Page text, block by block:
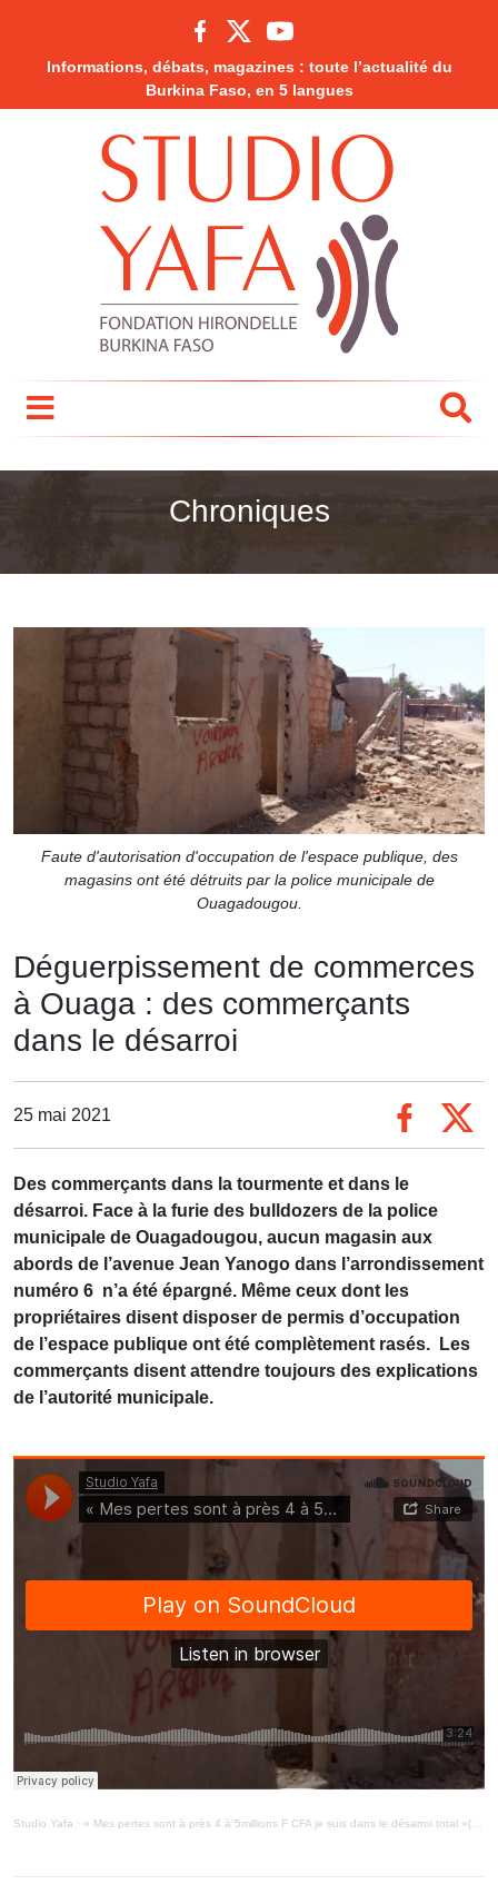
Informations, débats, magazines : toute l’actualité du
Burkina Faso, en 5 langues
Chroniques
Faute d'autorisation d'occupation de l'espace publique, des
magasins ont été détruits par la police municipale de
Ouagadougou.
Déguerpissement de commerces
à Ouaga : des commerçants
dans le désarroi
25 mai 2021
Des commerçants dans la tourmente et dans le
désarroi. Face à la furie des bulldozers de la police
municipale de Ouagadougou, aucun magasin aux
abords de l’avenue Jean Yanogo dans l’arrondissement
numéro 6 n’a été épargné. Même ceux dont les
propriétaires disent disposer de permis d’occupation
de l’espace publique ont été complètement rasés. Les
commerçants disent attendre toujours des explications
de l’autorité municipale.
Studio Yafa · « Mes pertes sont à près 4 à 5millions F CFA je suis dans le désarroi total »( MiniMag 24/5/21)